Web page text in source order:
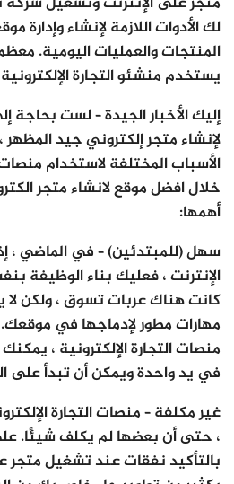
لك الأدوات اللازمة لإنشاء وإدارة
المنتجات والعمليات اليومية.
يستخدم منشئو التجارة
إليك الأخبار الجيدة – لست
لإنشاء متجر إلكتروني جيد
الأسباب المختلفة لاستخدام منصات
خلال افضل موقع لانشاء متجر
أهمها:
سهل (للمبتدئين) – في الماضي ،
الإنترنت ، فعليك بناء الوظيفة
كانت هناك عربات تسوق ، ولكن لا
مهارات مطور لإدماجها في موقعك.
منصات التجارة الإلكترونية ،
في يد واحدة ويمكن أن تبدأ على
غير مكلفة – منصات التجارة
، حتى أن بعضها لم يكلف شيئًا.
بالتأكيد نفقات عند تشغيل متجر